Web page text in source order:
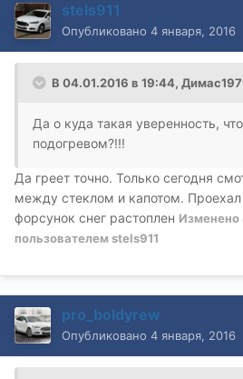
stels911
Опубликовано 4 января, 2016
В 04.01.2016 в 19:44,
Да о куда такая уверенность,
подогревом?!!!
Да греет точно. Только сегодня
между стеклом и капотом. Проехал
форсунок снег растоплен Изменено
пользователем stels911
pro_boldyrew
Опубликовано 4 января, 2016